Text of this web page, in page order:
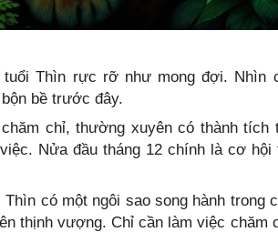
Thìn rực rỡ như mong đợi. Nhìn
bề trước đây.
chỉ, thường xuyên có thành tích
Nửa đầu tháng 12 chính là cơ hội
có một ngôi sao song hành trong
thịnh vượng. Chỉ cần làm việc chăm